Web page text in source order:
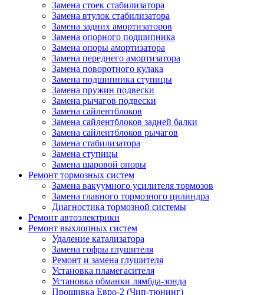
Замена стоек стабилизатора
Замена втулок стабилизатора
Замена задних амортизаторов
Замена опорного подшипника
Замена опоры амортизатора
Замена переднего амортизатора
Замена поворотного кулака
Замена подшипника ступицы
Замена пружин подвески
Замена рычагов подвески
Замена сайлентблоков
Замена сайлентблоков задней балки
Замена сайлентблоков рычагов
Замена стабилизатора
Замена ступицы
Замена шаровой опоры
Ремонт тормозных систем
Замена вакуумного усилителя тормозов
Замена главного тормозного цилиндра
Диагностика тормозной системы
Ремонт автоэлектрики
Ремонт выхлопных систем
Удаление катализатора
Замена гофры глушителя
Ремонт и замена глушителя
Установка пламегасителя
Установка обманки лямбда-зонда
Прошивка Евро-2 (Чип-тюнинг)